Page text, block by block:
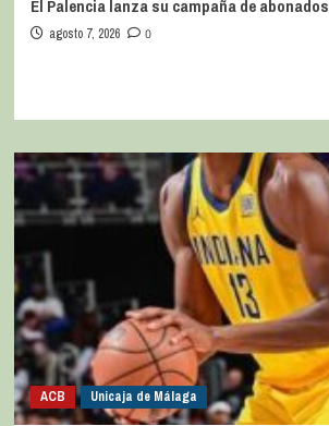
El Palencia lanza su campaña de abonados
agosto 7, 2026 0
ACB Unicaja de Málaga